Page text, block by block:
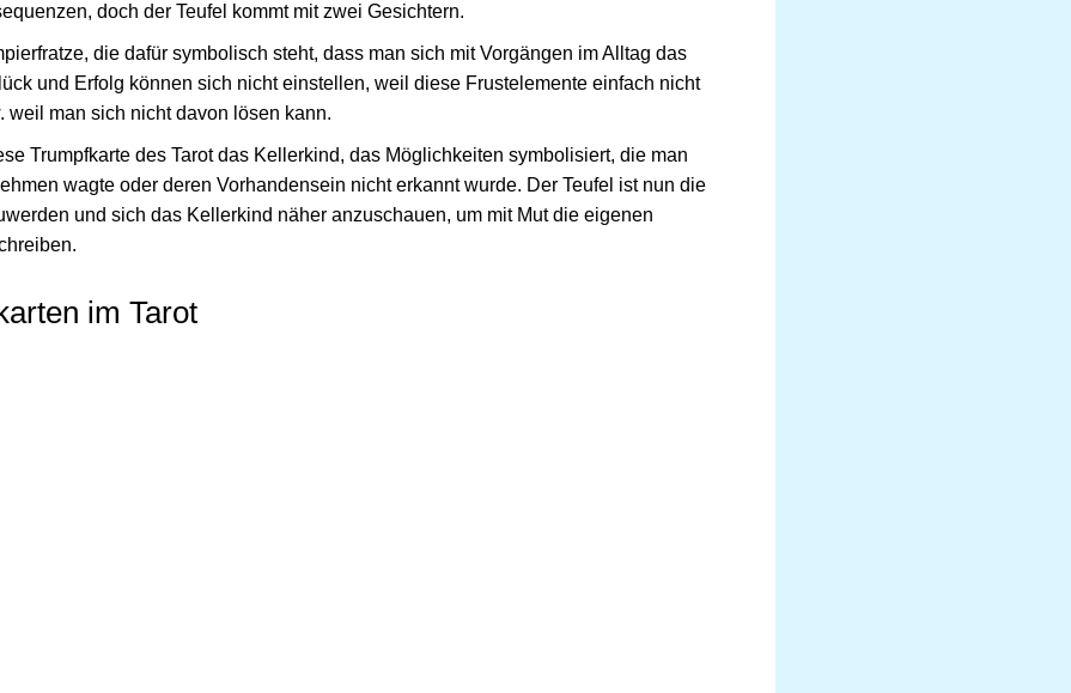
doch der Teufel kommt mit zwei Gesichtern.
die dafür symbolisch steht, dass man sich mit Vorgängen im Alltag das
und Erfolg können sich nicht einstellen, weil diese Frustelemente einfach nicht
weil man sich nicht davon lösen kann.
Trumpfkarte des Tarot das Kellerkind, das Möglichkeiten symbolisiert, die man
wagte oder deren Vorhandensein nicht erkannt wurde. Der Teufel ist nun die
und sich das Kellerkind näher anzuschauen, um mit Mut die eigenen
im Tarot